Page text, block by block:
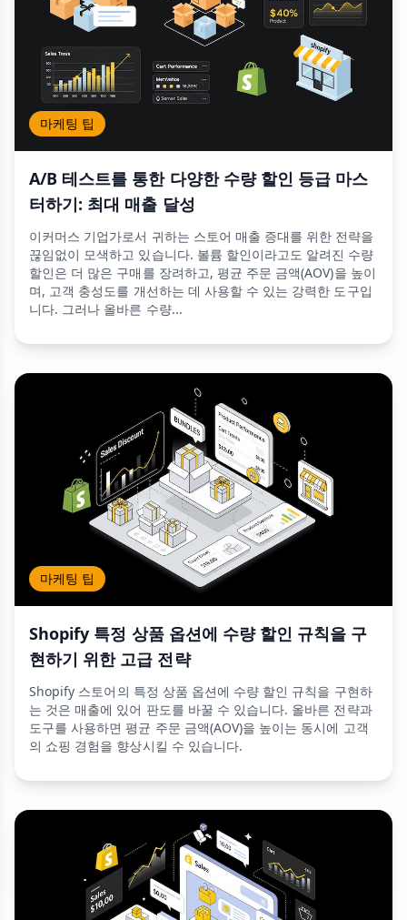
마케팅 팁
A/B 테스트를 통한 다양한 수량 할인 등급 마스
터하기: 최대 매출 달성
이커머스 기업가로서 귀하는 스토어 매출 증대를 위한 전략을
끊임없이 모색하고 있습니다. 볼륨 할인이라고도 알려진 수량
할인은 더 많은 구매를 장려하고, 평균 주문 금액(AOV)을 높이
며, 고객 충성도를 개선하는 데 사용할 수 있는 강력한 도구입
니다. 그러나 올바른 수량...
마케팅 팁
Shopify 특정 상품 옵션에 수량 할인 규칙을 구
현하기 위한 고급 전략
Shopify 스토어의 특정 상품 옵션에 수량 할인 규칙을 구현하
는 것은 매출에 있어 판도를 바꿀 수 있습니다. 올바른 전략과
도구를 사용하면 평균 주문 금액(AOV)을 높이는 동시에 고객
의 쇼핑 경험을 향상시킬 수 있습니다.